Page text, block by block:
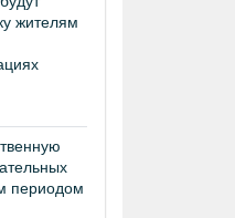
жителям
периодом